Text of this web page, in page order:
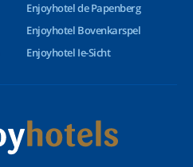
Enjoyhotel de Papenberg
Enjoyhotel Bovenkarspel
Enjoyhotel Ie-Sicht